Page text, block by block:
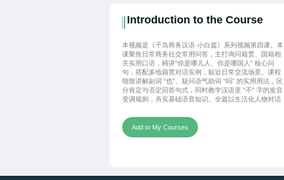
Introduction to the Course
本视频是《千岛商务汉语·小白篇》系列视频第四课。本
课聚焦日常商务社交常用问答，主打询问籍贯、国籍相
关实用口语，精讲“你是哪儿人、你是哪国人” 核心问
句，搭配多地籍贯对话实例，贴近日常交流场景。课程
细致讲解副词 “也”、疑问语气助词 “吗” 的实用用法，区
分肯定与否定回答句式，同时教学汉语里 “不” 字的发音
变调规则，夯实基础语音知识。全篇以生活化人物对话
易懂、节奏舒缓。
Add to My Courses